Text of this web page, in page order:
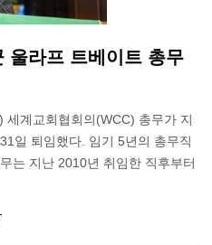
울라프 트베이트 총무
세계교회협회의(WCC) 총무가 지
일 퇴임했다. 임기 5년의 총무직
는 지난 2010년 취임한 직후부터